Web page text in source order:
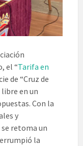
el “Tarifa en
de “Cruz de
en un
Con la
y
retoma un
la